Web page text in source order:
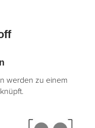
werden zu einem